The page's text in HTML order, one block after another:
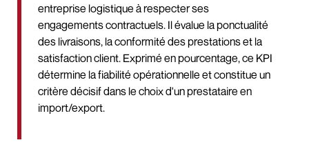
entreprise logistique à respecter ses
engagements contractuels. Il évalue la ponctualité
des livraisons, la conformité des prestations et la
satisfaction client. Exprimé en pourcentage, ce KPI
détermine la fiabilité opérationnelle et constitue un
critère décisif dans le choix d'un prestataire en
import/export.